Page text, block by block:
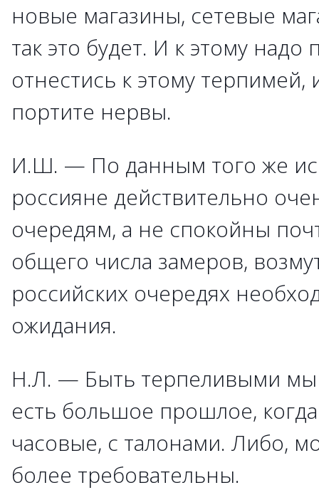
новые магазины, сетевые
так это будет. И к этому надо
отнестись к этому терпимей,
портите нервы.
И.Ш. — По данным того же
россияне действительно
очередям, а не спокойны
общего числа замеров,
российских очередях
ожидания.
Н.Л. — Быть терпеливыми мы
есть большое прошлое,
часовые, с талонами. Либо,
более требовательны.